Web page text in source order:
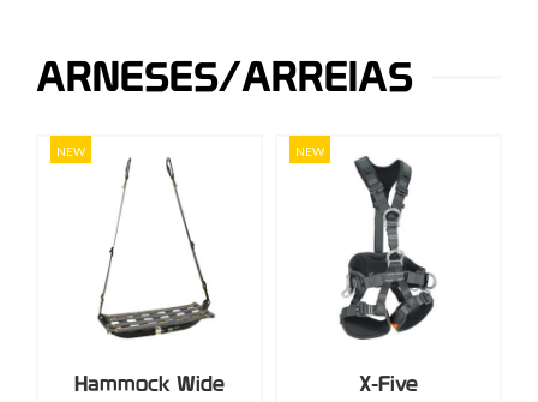
ARNESES/ARREIAS
NEW
Hammock Wide
NEW
X-Five